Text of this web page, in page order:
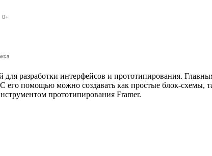
для разработки интерфейсов и прототипирования.
его помощью можно создавать как простые блок-
прототипирования Framer.